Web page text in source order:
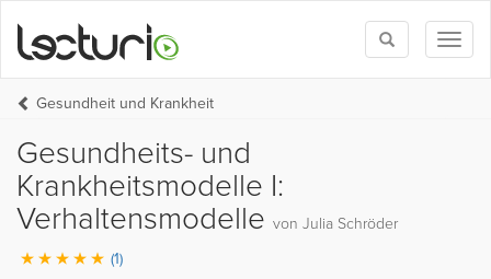
Toggle
search
Gesundheit und Krankheit
Gesundheits- und
Krankheitsmodelle I:
Verhaltensmodelle von Julia Schröder
(1)